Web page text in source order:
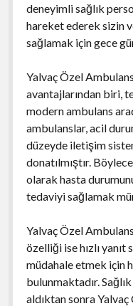
deneyimli sağlık
hareket ederek sizin
sağlamak için gece
Yalvaç Özel
avantajlarından biri,
modern ambulans
ambulanslar, acil
düzeyde iletişim
donatılmıştır.
olarak hasta
tedaviyi sağlamak
Yalvaç Özel
özelliği ise hızlı
müdahale etmek için
bulunmaktadır.
aldıktan sonra